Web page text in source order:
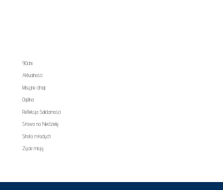
90dni
Aktualności
Misyjne drogi
Ogólna
Refleksja Solidarności
Słowo na Niedzielę
Strefa młodych
Życie misją